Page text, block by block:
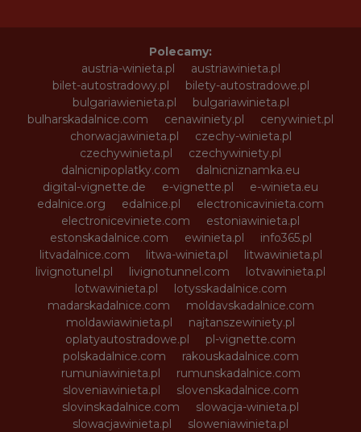
Polecamy:
austria-winieta.pl
austriawinieta.pl
bilet-autostradowy.pl
bilety-autostradowe.pl
bulgariawienieta.pl
bulgariawinieta.pl
bulharskadalnice.com
cenawiniety.pl
cenywiniet.pl
chorwacjawinieta.pl
czechy-winieta.pl
czechywinieta.pl
czechywiniety.pl
dalnicnipoplatky.com
dalnicniznamka.eu
digital-vignette.de
e-vignette.pl
e-winieta.eu
edalnice.org
edalnice.pl
electronicavinieta.com
electroniceviniete.com
estoniawinieta.pl
estonskadalnice.com
ewinieta.pl
info365.pl
litvadalnice.com
litwa-winieta.pl
litwawinieta.pl
livignotunel.pl
livignotunnel.com
lotvawinieta.pl
lotwawinieta.pl
lotysskadalnice.com
madarskadalnice.com
moldavskadalnice.com
moldawiawinieta.pl
najtanszewiniety.pl
oplatyautostradowe.pl
pl-vignette.com
polskadalnice.com
rakouskadalnice.com
rumuniawinieta.pl
rumunskadalnice.com
sloveniawinieta.pl
slovenskadalnice.com
slovinskadalnice.com
slowacja-winieta.pl
slowacjawinieta.pl
sloweniawinieta.pl